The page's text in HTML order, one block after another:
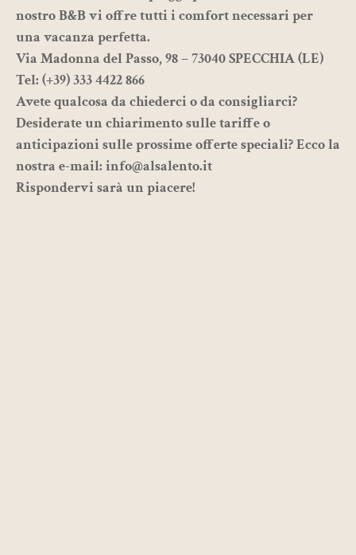
nostroB&B vi offre tutti i comfort necessari per
una vacanza perfetta.
Via Madonna del Passo, 98 – 73040 SPECCHIA (LE)
Tel: (+39) 333 4422 866
Avete qualcosa da chiederci o da consigliarci?
Desiderate un chiarimento sulle tariffe o
anticipazioni sulle prossime offerte speciali? Ecco la
nostra e-mail: info@alsalento.it
Rispondervi sarà un piacere!